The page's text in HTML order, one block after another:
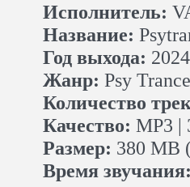
Исполнитель:
Название:
Год выхода: 2024
Жанр: Psy
Количество
Качество: MP3 |
Размер: 380 MB
Время